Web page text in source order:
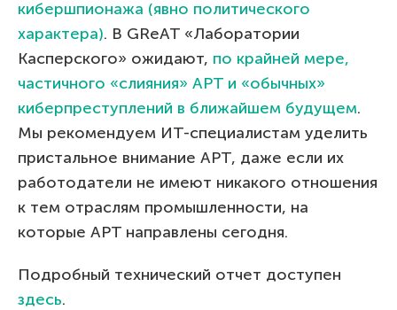
кибершпионажа (явно политического
характера). В GReAT «Лаборатории
Касперского» ожидают, по крайней мере,
частичного «слияния» APT и «обычных»
киберпреступлений в ближайшем будущем.
Мы рекомендуем ИТ-специалистам уделить
пристальное внимание APT, даже если их
работодатели не имеют никакого отношения
к тем отраслям промышленности, на
которые APT направлены сегодня.
Подробный технический отчет доступен
здесь.